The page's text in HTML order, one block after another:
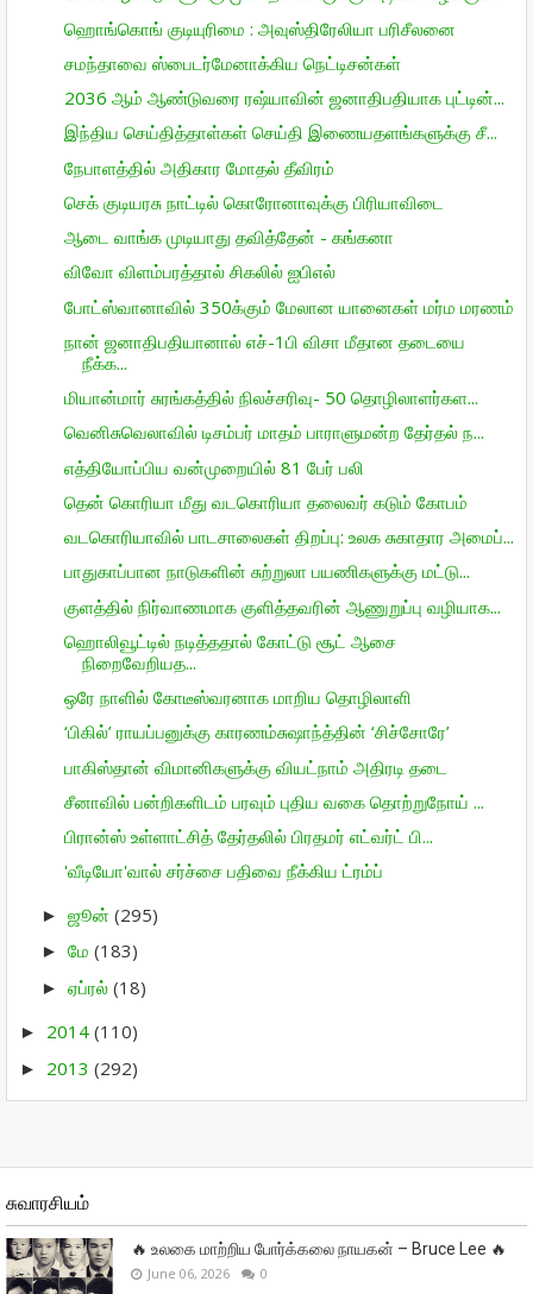
ஹொங்கொங் குடியுரிமை : அவுஸ்திரேலியா பரிசீலனை
சமந்தாவை ஸ்பைடர்மேனாக்கிய நெட்டிசன்கள்
2036 ஆம் ஆண்டுவரை ரஷ்யாவின் ஜனாதிபதியாக புட்டின்...
இந்திய செய்தித்தாள்கள் செய்தி இணையதளங்களுக்கு சீ...
நேபாளத்தில் அதிகார மோதல் தீவிரம்
செக் குடியரசு நாட்டில் கொரோனாவுக்கு பிரியாவிடை
ஆடை வாங்க முடியாது தவித்தேன் - கங்கனா
விவோ விளம்பரத்தால் சிகலில் ஐபிஎல்
போட்ஸ்வானாவில் 350க்கும் மேலான யானைகள் மர்ம மரணம்
நான் ஜனாதிபதியானால் எச்-1பி விசா மீதான தடையை
நீக்க...
மியான்மார் சுரங்கத்தில் நிலச்சரிவு- 50 தொழிலாளர்கள...
வெனிசுவெலாவில் டிசம்பர் மாதம் பாராளுமன்ற தேர்தல் ந...
எத்தியோப்பிய வன்முறையில் 81 பேர் பலி
தென் கொரியா மீது வடகொரியா தலைவர் கடும் கோபம்
வடகொரியாவில் பாடசாலைகள் திறப்பு: உலக சுகாதார அமைப்...
பாதுகாப்பான நாடுகளின் சுற்றுலா பயணிகளுக்கு மட்டு...
குளத்தில் நிர்வாணமாக குளித்தவரின் ஆணுறுப்பு வழியாக...
ஹொலிவூட்டில் நடித்ததால் கோட்டு சூட் ஆசை
நிறைவேறியத...
ஒரே நாளில் கோடீஸ்வரனாக மாறிய தொழிலாளி
‘பிகில்’ ராயப்பனுக்கு காரணம்சுஷாந்த்தின் ‘சிச்சோரே’
பாகிஸ்தான் விமானிகளுக்கு வியட்நாம் அதிரடி தடை
சீனாவில் பன்றிகளிடம் பரவும் புதிய வகை தொற்றுநோய் ...
பிரான்ஸ் உள்ளாட்சித் தேர்தலில் பிரதமர் எட்வர்ட் பி...
'வீடியோ'வால் சர்ச்சை பதிவை நீக்கிய ட்ரம்ப்
► ஜூன் (295)
► மே (183)
► ஏப்ரல் (18)
► 2014 (110)
► 2013 (292)
சுவாரசியம்
🔥 உலகை மாற்றிய போர்க்கலை நாயகன் – Bruce Lee 🔥
June 06, 2026 0